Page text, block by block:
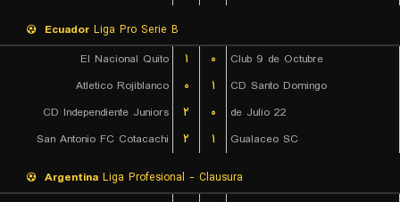
Ecuador Liga Pro Serie B
El Nacional Quito
۱ ۰
Club 9 de Octubre
Atletico Rojiblanco
۰ ۱
CD Santo Domingo
CD Independiente Juniors
۲ ۰
22 de Julio
San Antonio FC Cotacachi
۲ ۱ Gualaceo SC
Argentina Liga Profesional - Clausura